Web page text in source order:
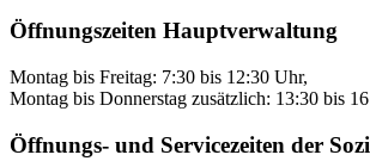
Öffnungszeiten Hauptverwaltung
Montag bis Freitag: 7:30 bis 12:30 Uhr,
Montag bis Donnerstag zusätzlich: 13:30 bis
Öffnungs- und Servicezeiten der